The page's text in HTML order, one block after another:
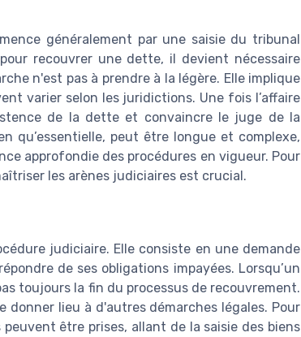
généralement par une saisie du tribunal
recouvrer une dette, il devient nécessaire
n'est pas à prendre à la légère. Elle implique
varier selon les juridictions. Une fois l’affaire
de la dette et convaincre le juge de la
qu’essentielle, peut être longue et complexe,
approfondie des procédures en vigueur. Pour
les arènes judiciaires est crucial.
judiciaire. Elle consiste en une demande
de ses obligations impayées. Lorsqu’un
toujours la fin du processus de recouvrement.
lieu à d'autres démarches légales. Pour
être prises, allant de la saisie des biens